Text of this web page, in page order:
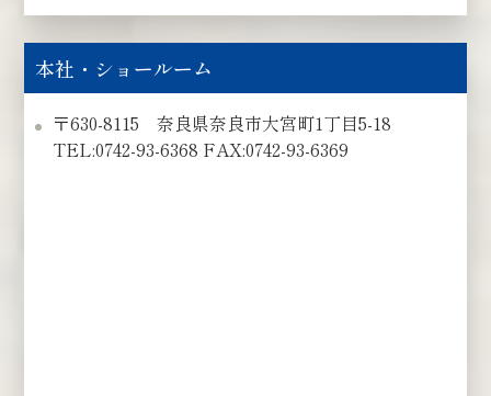
本社・ショールーム
〒630-8115 奈良県奈良市大宮町1丁目5-18
TEL:0742-93-6368 FAX:0742-93-6369